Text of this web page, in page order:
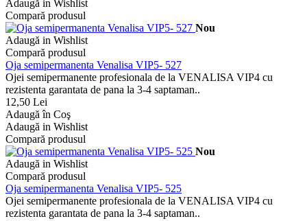
Adaugă in Wishlist
Compară produsul
Nou
Adaugă in Wishlist
Compară produsul
Oja semipermanenta Venalisa VIP5- 527
Ojei semipermanente profesionala de la VENALISA VIP4 cu
rezistenta garantata de pana la 3-4 saptaman..
12,50 Lei
Adaugă în Coş
Adaugă in Wishlist
Compară produsul
Nou
Adaugă in Wishlist
Compară produsul
Oja semipermanenta Venalisa VIP5- 525
Ojei semipermanente profesionala de la VENALISA VIP4 cu
rezistenta garantata de pana la 3-4 saptaman..